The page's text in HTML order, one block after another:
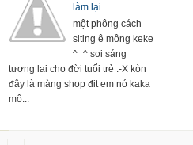
làm lại
một phông cách
siting ê mông keke
^_^ soi sáng
tương lai cho đời tuổi trẻ :-X kòn
đây là màng shop đit em nó kaka
mô...